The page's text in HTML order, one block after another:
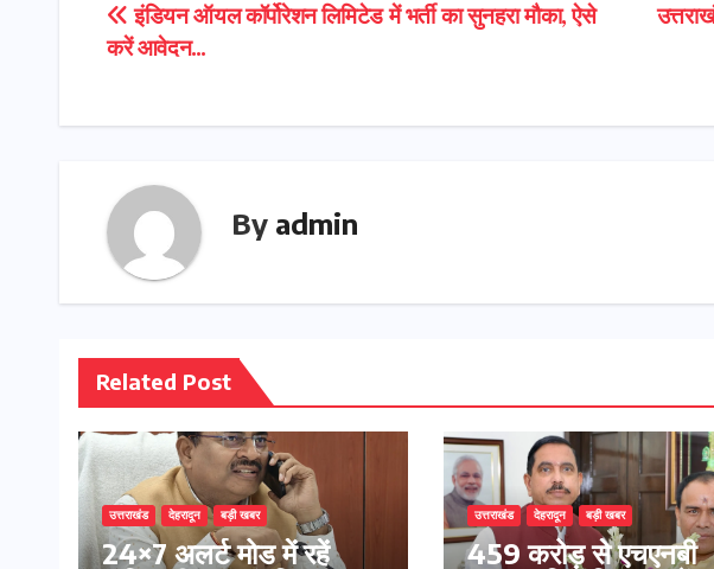
Post
इंडियन ऑयल कॉर्पोरेशन लिमिटेड में भर्ती का सुनहरा मौका, ऐसे
करें आवेदन…
By admin
Related Post
उत्तराखंड देहरादून बड़ी खबर
24×7 अलर्ट मोड में रहें
उत्तराखंड देहरादून बड़ी खबर
459 करोड़ से एचएनबी